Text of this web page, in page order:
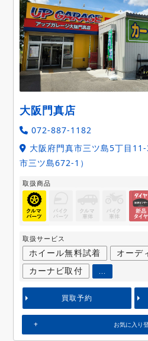
大阪門真店
072-887-1182
大阪府門真市三ツ島5丁目
市三ツ島672-1）
取扱商品
取扱サービス
ホイール無料試着
オーデ
カーナビ取付
...
買取予約
お気に入り